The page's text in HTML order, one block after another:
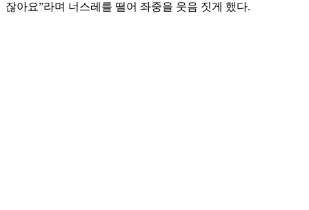
잖아요”라며 너스레를 떨어 좌중을 웃음 짓게 했다.